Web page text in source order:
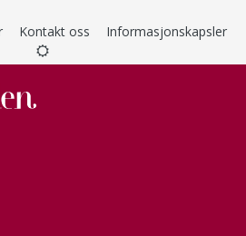
Kontakt oss Informasjonskapsler